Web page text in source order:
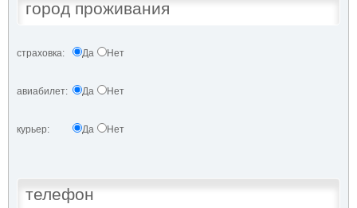
страховка: Да Нет
авиабилет: Да Нет
курьер: Да Нет